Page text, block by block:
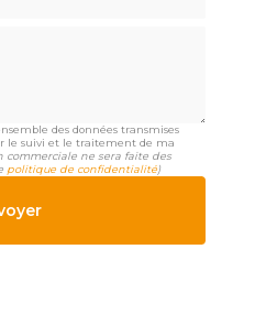
des données transmises
le suivi et le traitement de ma
commerciale ne sera faite des
politique de confidentialité)